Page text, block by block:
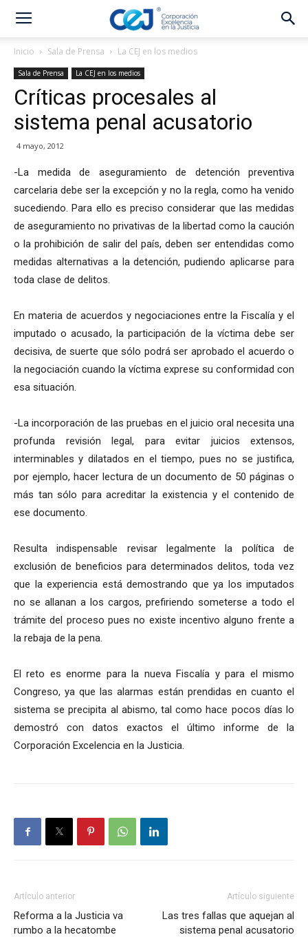
Inicio Sala de Prensa La CEJ en los medios
Sala de Prensa La CEJ en los medios
Críticas procesales al
sistema penal acusatorio
4 mayo, 2012
-La medida de aseguramiento de detención preventiva
carcelaria debe ser la excepción y no la regla, como ha venido
sucediendo. Para ello es preciso considerar que las medidas
de aseguramiento no privativas de la libertad como la caución
o la prohibición de salir del país, deben ser entendidas como
medidas alternativas a la detención, pudiendo aplicarse para
toda clase de delitos.
En materia de acuerdos y negociaciones entre la Fiscalía y el
imputado o acusado, la participación de la víctima debe ser
decisiva, de suerte que sólo podrá ser aprobado el acuerdo o
la negociación cuando la víctima exprese su conformidad con
esa situación.
-La incorporación de las pruebas en el juicio oral necesita una
profunda revisión legal, para evitar juicios extensos,
interminables y dilatados en el tiempo, pues no se justifica,
por ejemplo, hacer lectura de un documento de 50 páginas o
más tan sólo para acreditar la existencia y el contenido de
ese documento.
Resulta indispensable revisar legalmente la política de
exclusión de beneficios para determinados delitos, toda vez
que la experiencia está demostrando que ya los imputados
no se allanan a los cargos, prefiriendo someterse a todo el
trámite del proceso pues no existe incentivo alguno frente a
la rebaja de la pena.
El reto es enorme para la nueva Fiscalía y para el mismo
Congreso, ya que las alarmas están prendidas en cuanto el
sistema se precipita al abismo, tal como hace pocos días lo
demostró con datos exactos el último informe de la
Corporación Excelencia en la Justicia.
Artículo anterior
Reforma a la Justicia va
rumbo a la hecatombe
Artículo siguiente
Las tres fallas que aquejan al
sistema penal acusatorio